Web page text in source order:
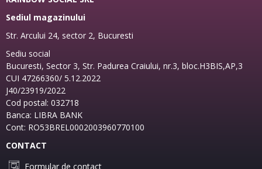
Sediul magazinului
Str. Arcului 24, sector 2, Bucuresti
Sediu social
Bucuresti, Sector 3, Str. Padurea Craiului, nr.3, bloc.H3BIS,AP,3
CUI 47266360/ 5.12.2022
J40/23919/2022
Cod postal: 032718
Banca: LIBRA BANK
Cont: RO53BREL0002003960770100
CONTACT
Formular de contact